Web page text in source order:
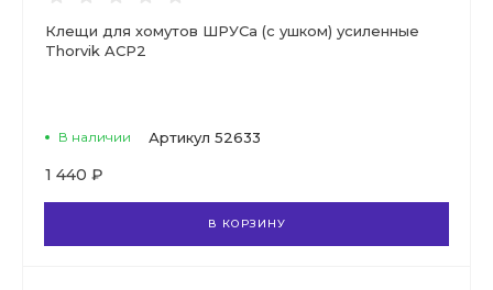
Клещи для хомутов ШРУСа (с ушком) усиленные
Thorvik ACP2
В наличии Артикул 52633
1 440 ₽
В КОРЗИНУ